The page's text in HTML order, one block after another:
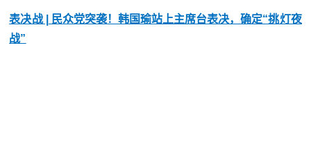
表决战 | 民众党突袭！韩国瑜站上主席台表决，确定“挑灯夜
战”